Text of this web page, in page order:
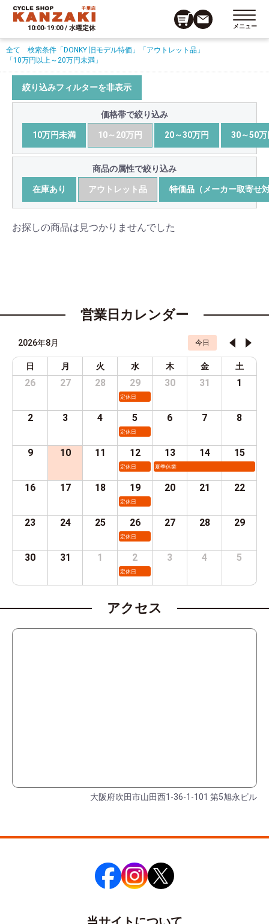
10:00-19:00 / 水曜定休 メニュー
全て 検索条件 「DONKY 旧モデル特価」
「アウトレット品」
「10万円以上～20万円未満」
絞り込みフィルターを非表示
価格帯で絞り込み
10万円未満 10～20万円 20～30万円 30～50万
商品の属性で絞り込み
在庫あり アウトレット品 特価品（メーカー取寄せ
お探しの商品は見つかりませんでした
営業日カレンダー
2026年8月 今日
日 月 火 水 木 金 土
26 27 28 29
定休日
30 31 1
2 3 4 5
定休日
6 7 8
9 10 11 12
定休日
13
夏季休業
14 15
16 17 18 19
定休日
20 21 22
23 24 25 26
定休日
27 28 29
30 31 1 2
定休日
3 4 5
アクセス
大阪府吹田市山田西1-36-1-101 第5旭永ビル